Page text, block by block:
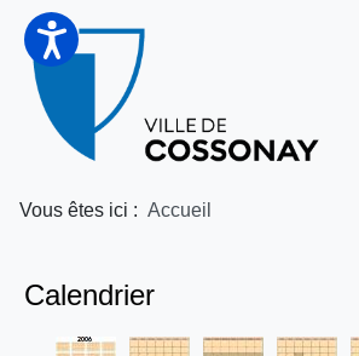
Vous êtes ici : Accueil
Calendrier